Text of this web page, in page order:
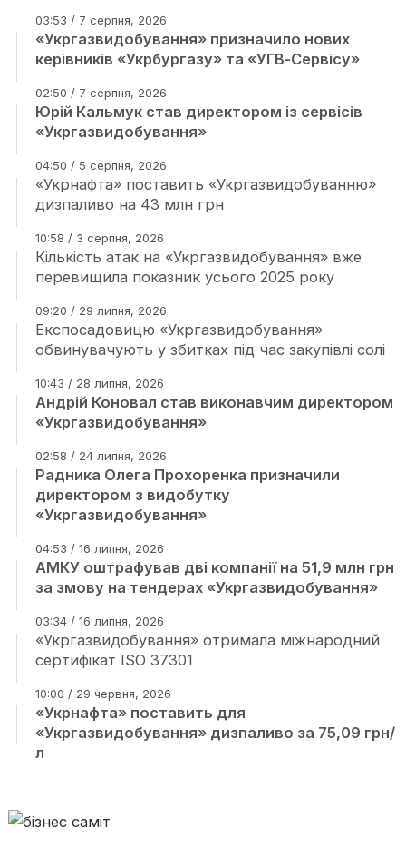
03:53 / 7 серпня, 2026
«Укргазвидобування» призначило нових
керівників «Укрбургазу» та «УГВ-Сервісу»
02:50 / 7 серпня, 2026
Юрій Кальмук став директором із сервісів
«Укргазвидобування»
04:50 / 5 серпня, 2026
«Укрнафта» поставить «Укргазвидобуванню»
дизпаливо на 43 млн грн
10:58 / 3 серпня, 2026
Кількість атак на «Укргазвидобування» вже
перевищила показник усього 2025 року
09:20 / 29 липня, 2026
Експосадовицю «Укргазвидобування»
обвинувачують у збитках під час закупівлі солі
10:43 / 28 липня, 2026
Андрій Коновал став виконавчим директором
«Укргазвидобування»
02:58 / 24 липня, 2026
Радника Олега Прохоренка призначили
директором з видобутку
«Укргазвидобування»
04:53 / 16 липня, 2026
АМКУ оштрафував дві компанії на 51,9 млн грн
за змову на тендерах «Укргазвидобування»
03:34 / 16 липня, 2026
«Укргазвидобування» отримала міжнародний
сертифікат ISO 37301
10:00 / 29 червня, 2026
«Укрнафта» поставить для
«Укргазвидобування» дизпаливо за 75,09 грн/
л